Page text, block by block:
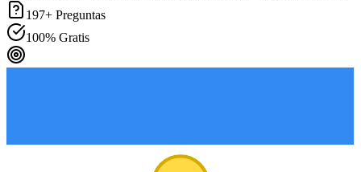
197+ Preguntas
100% Gratis